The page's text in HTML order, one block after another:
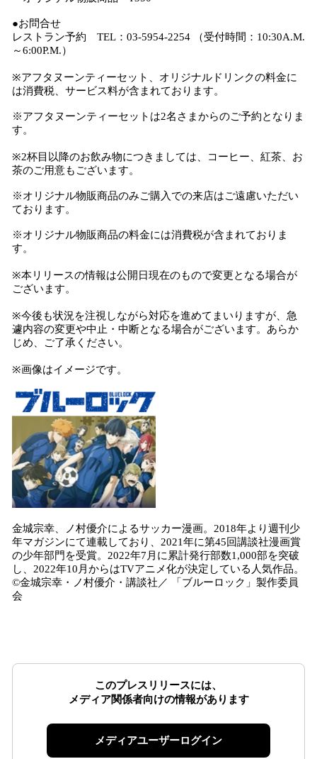
●お問合せ
レストラン予約 TEL：03‐5954‐2254 （受付時間：10:30A.M.
～6:00P.M.）
※アフタヌーンティーセット、オリジナルドリンクの料金に
は消費税、サービス料が含まれております。
※アフタヌーンティーセットは2名さまからのご予約となりま
す。
※2杯目以降のお飲み物につきましては、コーヒー、紅茶、お
茶のご用意もございます。
※オリジナル物販商品のみご購入での来店はご遠慮いただい
ております。
※オリジナル物販商品の料金には消費税が含まれておりま
す。
※本リリースの情報は公開日現在のもので変更となる場合が
ございます。
※今後も状況を注視しながら対応を進めてまいりますが、急
遽内容の変更や中止・中断となる場合がございます。あらか
じめ、ご了承ください。
※画像はイメージです。
金城宗幸、ノ村優介によるサッカー漫画。2018年より週刊少
年マガジンにて連載しており、2021年に第45回講談社漫画賞
の少年部門を受賞。2022年7月に累計発行部数1,000部を突破
し、2022年10月からはTVアニメ化が決定している人気作品。
©金城宗幸・ノ村優介・講談社／ 「ブルーロック」製作委員
会
このプレスリリースには、
メディア関係者向けの情報があります
メディアユーザーログイン